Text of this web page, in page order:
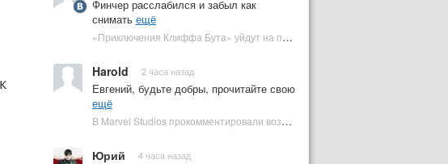
Финчер расслабился и забыл как
снимать ещё
«Приключения Клиффа Бута» уйдут на пересъемки — премьера под угрозой | Plugged In Ru
Harold 2 часа назад
Евгений, будьте добры, прочитайте свою
ещё
В Marvel Studios прокомментировали возвращение Канга на экраны | Plugged In Ru
Юрий 4 часа назад